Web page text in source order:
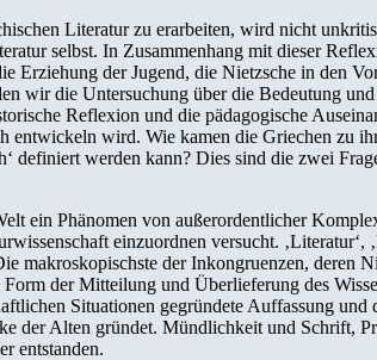
Literatur zu erarbeiten, wird nicht
selbst. In Zusammenhang mit dieser
Erziehung der Jugend, die Nietzsche in den
wir die Untersuchung über die Bedeutung
Reflexion und die pädagogische
entwickeln wird. Wie kamen die Griechen zu
definiert werden kann? Dies sind die zwei
ein Phänomen von außerordentlicher
einzuordnen versucht.
makroskopischste der Inkongruenzen, deren
Form der Mitteilung und Überlieferung des
Situationen gegründete Auffassung
der Alten gründet. Mündlichkeit und
entstanden.